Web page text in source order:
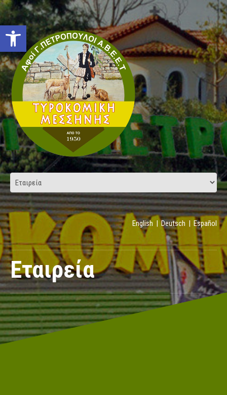
Open toolbar
English |Deutsch | Español
Εταιρεία